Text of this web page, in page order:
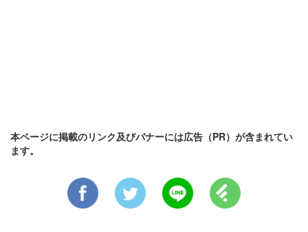
本ページに掲載のリンク及びバナーには広告（PR）が含まれてい
ます。